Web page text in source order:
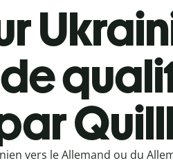
vers le Allemand ou du